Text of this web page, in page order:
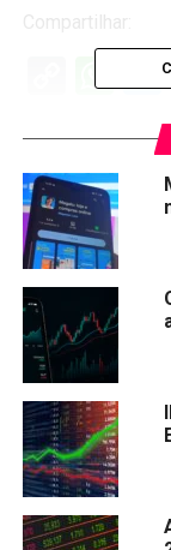
Compartilhar:
Copy
TÓPICOS
PRÓXIMA:
Ações do
perde R$16,7
Ações da Oi
após prejuízo